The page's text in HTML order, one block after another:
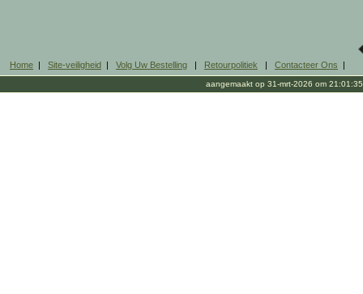
Home | Site-veiligheid | Volg Uw Bestelling | Retourpolitiek | Contacteer Ons |
aangemaakt op 31-mrt-2026 om